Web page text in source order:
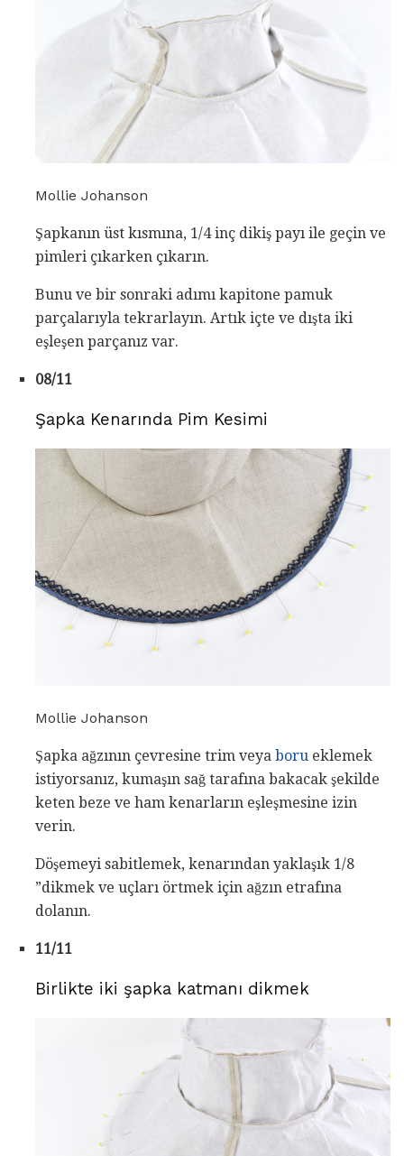
Mollie Johanson
Şapkanın üst kısmına, 1/4 inç dikiş payı ile geçin ve
pimleri çıkarken çıkarın.
Bunu ve bir sonraki adımı kapitone pamuk
parçalarıyla tekrarlayın. Artık içte ve dışta iki
eşleşen parçanız var.
08/11
Şapka Kenarında Pim Kesimi
Mollie Johanson
Şapka ağzının çevresine trim veya boru eklemek
istiyorsanız, kumaşın sağ tarafına bakacak şekilde
keten beze ve ham kenarların eşleşmesine izin
verin.
Döşemeyi sabitlemek, kenarından yaklaşık 1/8
”dikmek ve uçları örtmek için ağzın etrafına
dolanın.
11/11
Birlikte iki şapka katmanı dikmek